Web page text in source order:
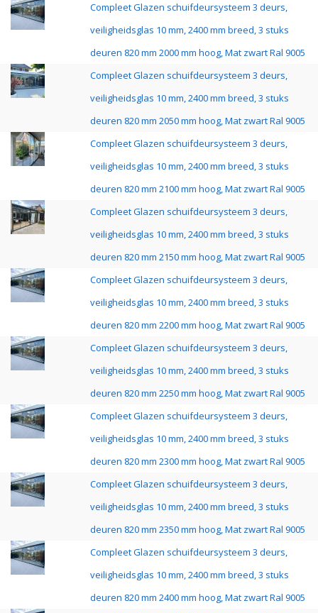
Compleet Glazen schuifdeursysteem 3 deurs,
veiligheidsglas 10 mm, 2400 mm breed, 3 stuks
deuren 820 mm 2000 mm hoog, Mat zwart Ral 9005
Compleet Glazen schuifdeursysteem 3 deurs,
veiligheidsglas 10 mm, 2400 mm breed, 3 stuks
deuren 820 mm 2050 mm hoog, Mat zwart Ral 9005
Compleet Glazen schuifdeursysteem 3 deurs,
veiligheidsglas 10 mm, 2400 mm breed, 3 stuks
deuren 820 mm 2100 mm hoog, Mat zwart Ral 9005
Compleet Glazen schuifdeursysteem 3 deurs,
veiligheidsglas 10 mm, 2400 mm breed, 3 stuks
deuren 820 mm 2150 mm hoog, Mat zwart Ral 9005
Compleet Glazen schuifdeursysteem 3 deurs,
veiligheidsglas 10 mm, 2400 mm breed, 3 stuks
deuren 820 mm 2200 mm hoog, Mat zwart Ral 9005
Compleet Glazen schuifdeursysteem 3 deurs,
veiligheidsglas 10 mm, 2400 mm breed, 3 stuks
deuren 820 mm 2250 mm hoog, Mat zwart Ral 9005
Compleet Glazen schuifdeursysteem 3 deurs,
veiligheidsglas 10 mm, 2400 mm breed, 3 stuks
deuren 820 mm 2300 mm hoog, Mat zwart Ral 9005
Compleet Glazen schuifdeursysteem 3 deurs,
veiligheidsglas 10 mm, 2400 mm breed, 3 stuks
deuren 820 mm 2350 mm hoog, Mat zwart Ral 9005
Compleet Glazen schuifdeursysteem 3 deurs,
veiligheidsglas 10 mm, 2400 mm breed, 3 stuks
deuren 820 mm 2400 mm hoog, Mat zwart Ral 9005